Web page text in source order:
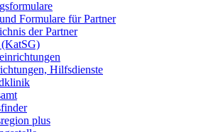
Formulare für Partner
der Partner
Hilfsdienste
plus